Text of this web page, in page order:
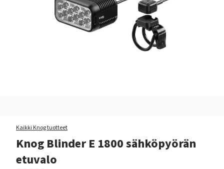
Kaikki Knog tuotteet
Knog Blinder E 1800 sähköpyörän
etuvalo